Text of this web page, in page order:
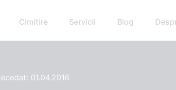
Cimitire Servicii Blog
01.04.2016